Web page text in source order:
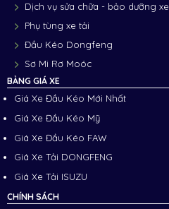
Dịch vụ sửa chữa - bảo dưỡng xe
Phụ tùng xe tải
Đầu Kéo Dongfeng
Sơ Mi Rơ Moóc
BẢNG GIÁ XE
Giá Xe Đầu Kéo Mới Nhất
Giá Xe Đầu Kéo Mỹ
Giá Xe Đầu Kéo FAW
Giá Xe Tải DONGFENG
Giá Xe Tải ISUZU
CHÍNH SÁCH